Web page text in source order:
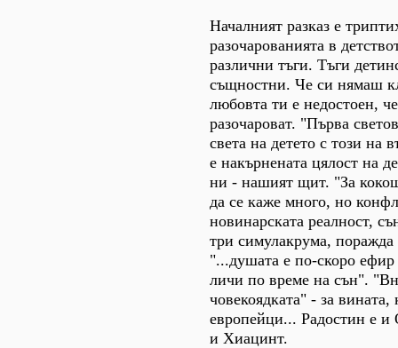
Началният разказ е
разочарованията в
различни тъги. Тъги
същностни. Че си нямаш
любовта ти е недостоен,
разочароват. "Първа
света на детето с този на
е накърнената цялост на
ни - нашият щит. "За
да се каже много, но
новинарската реалност,
три симулакрума, поражда
"...душата е по-скоро
личи по време на сън".
човекоядката" - за
европейци... Радостин е
и Хиацинт.